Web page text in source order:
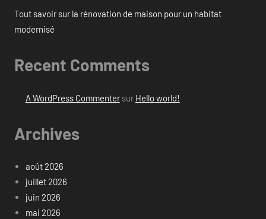
Tout savoir sur la rénovation de maison pour un habitat
modernisé
Recent Comments
A WordPress Commentersur Hello world!
Archives
août 2026
juillet 2026
juin 2026
mai 2026